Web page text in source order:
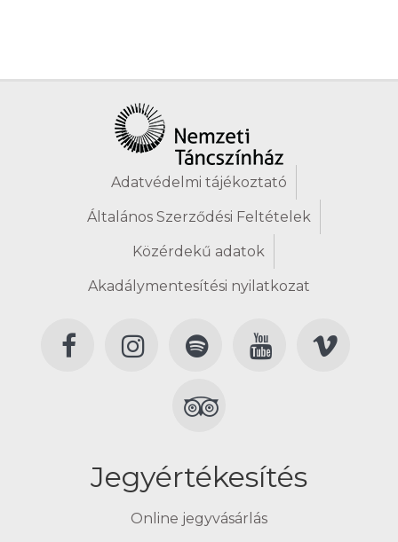
Adatvédelmi tájékoztató
Általános Szerződési Feltételek
Közérdekű adatok
Akadálymentesítési nyilatkozat
Jegyértékesítés
Online jegyvásárlás